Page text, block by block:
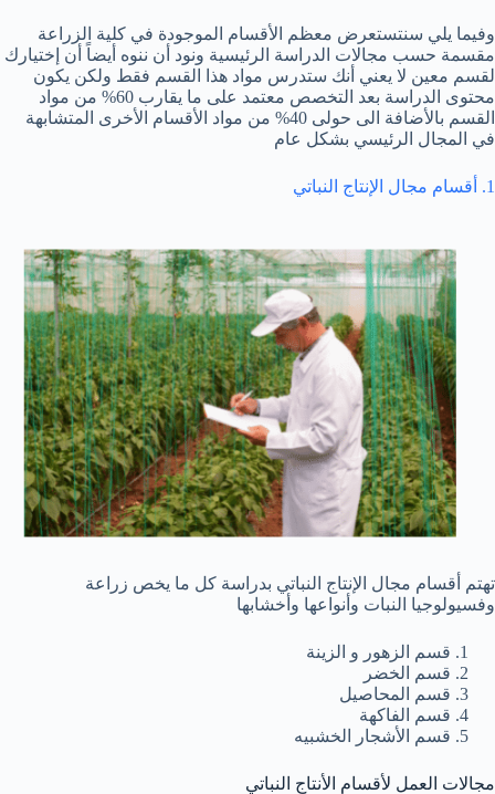
وفيما يلي سنتستعرض معظم الأقسام الموجودة في كلية الزراعة
مقسمة حسب مجالات الدراسة الرئيسية ونود أن ننوه أيضاً أن إختيارك
لقسم معين لا يعني أنك ستدرس مواد هذا القسم فقط ولكن يكون
محتوى الدراسة بعد التخصص معتمد على ما يقارب 60% من مواد
القسم بالأضافة الى حولى 40% من مواد الأقسام الأخرى المتشابهة
في المجال الرئيسي بشكل عام
1. أقسام مجال الإنتاج النباتي
تهتم أقسام مجال الإنتاج النباتي بدراسة كل ما يخص زراعة
وفسيولوجيا النبات وأنواعها وأخشابها
قسم الزهور و الزينة
قسم الخضر
قسم المحاصيل
قسم الفاكهة
قسم الأشجار الخشبيه
مجالات العمل لأقسام الأنتاج النباتي